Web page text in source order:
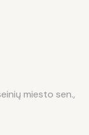
miesto sen.,